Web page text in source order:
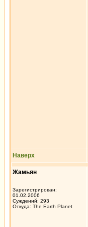
Наверх
Жамьян
Зарегистрирован:
01.02.2006
Суждений: 293
Откуда: The Earth Planet